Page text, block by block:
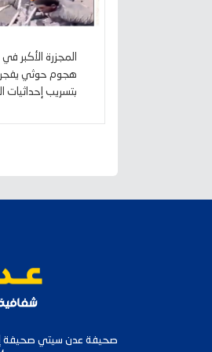
المجزرة الأكبر
هجوم حوثي يفجر
بتسريب إحداثيات
صحيفة عدن سيتي صحيفة